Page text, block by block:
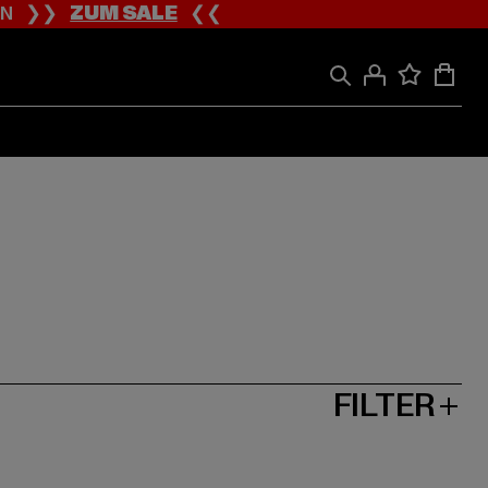
❯❯ZUM SALE❮❮
FILTER